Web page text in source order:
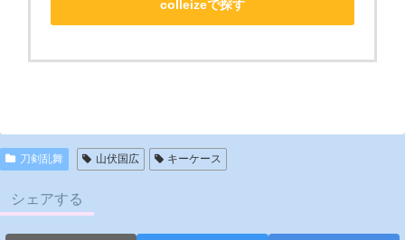
colleizeで探す
刀剣乱舞 山伏国広 キーケース
シェアする